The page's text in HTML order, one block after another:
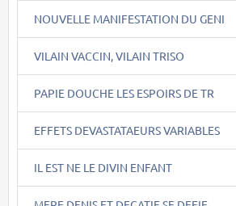
NOUVELLE MANIFESTATION DU GENI
VILAIN VACCIN, VILAIN TRISO
PAPIE DOUCHE LES ESPOIRS DE TR
EFFETS DEVASTATAEURS VARIABLES
IL EST NE LE DIVIN ENFANT